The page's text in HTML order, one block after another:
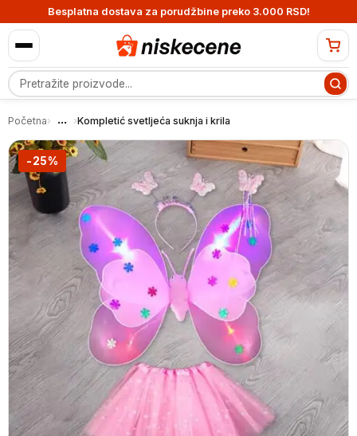
Besplatna dostava za porudžbine preko 3.000 RSD!
Pretraga proizvoda
Početna› ... ›Kompletić svetljeća suknja i krila
-25%